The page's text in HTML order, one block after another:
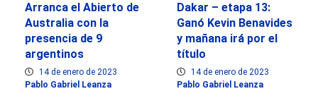
Arranca el Abierto de
Australia con la
presencia de 9
argentinos
14 de enero de 2023
Pablo Gabriel Leanza
Dakar – etapa 13:
Ganó Kevin Benavides
y mañana irá por el
título
14 de enero de 2023
Pablo Gabriel Leanza